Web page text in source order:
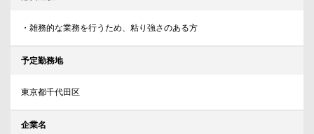
・雑務的な業務を行うため、粘り強さのある方
予定勤務地
東京都千代田区
企業名